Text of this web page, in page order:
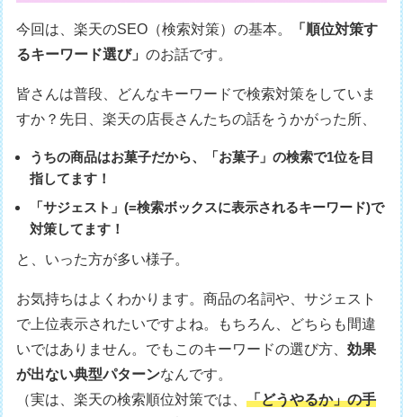
今回は、楽天のSEO（検索対策）の基本。
「順位対策す
るキーワード選び」のお話です。
皆さんは普段、どんなキーワードで検索対策をしていま
すか？先日、楽天の店長さんたちの話をうかがった所、
うちの商品はお菓子だから、「お菓子」の検索で1位を目
指してます！
「サジェスト」(=検索ボックスに表示されるキーワード)で
対策してます！
と、いった方が多い様子。
お気持ちはよくわかります。商品の名詞や、サジェスト
で上位表示されたいですよね。もちろん、どちらも間違
いではありません。でもこのキーワードの選び方、効果
が出ない典型パターンなんです。
（実は、楽天の検索順位対策では、「どうやるか」の手